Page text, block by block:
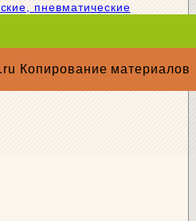
пневматические
Копирование материалов